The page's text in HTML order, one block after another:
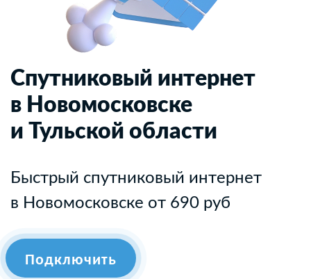
Спутниковый интернет
в Новомосковске
и Тульской области
Быстрый спутниковый интернет
в Новомосковске от 690 руб
Подключить